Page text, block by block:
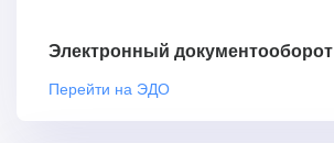
Электронный документооборот
Перейти на ЭДО